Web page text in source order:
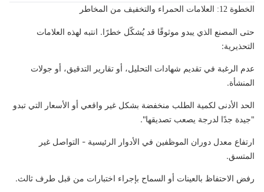
الخطوة 12: العلامات الحمراء والتخفيف من المخاطر
حتى المصنع الذي يبدو موثوقًا قد يُشكّل خطرًا. انتبه لهذه العلامات
التحذيرية:
عدم الرغبة في تقديم شهادات التحليل، أو تقارير التدقيق، أو جولات
المنشأة.
الحد الأدنى لكمية الطلب منخفضة بشكل غير واقعي أو الأسعار التي تبدو
"جيدة جدًا لدرجة يصعب تصديقها".
ارتفاع معدل دوران الموظفين في الأدوار الرئيسية - التواصل غير
المتسق.
رفض الاحتفاظ بالعينات أو السماح بإجراء اختبارات من قبل طرف ثالث.